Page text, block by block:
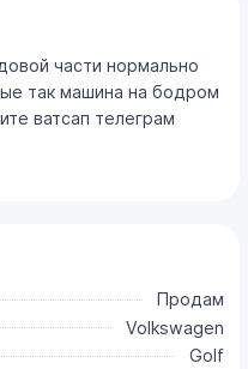
части нормально
так машина на бодром
ватсап телеграм
Продам
Volkswagen
Golf